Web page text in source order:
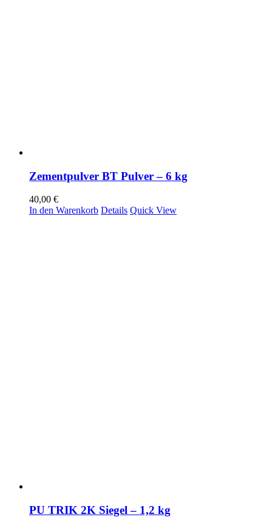
Zementpulver BT Pulver – 6 kg
40,00 €
In den Warenkorb Details Quick View
PU TRIK 2K Siegel – 1,2 kg